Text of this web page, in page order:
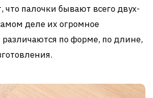
что палочки бывают всего двух-
деле их огромное
по форме, по длине,